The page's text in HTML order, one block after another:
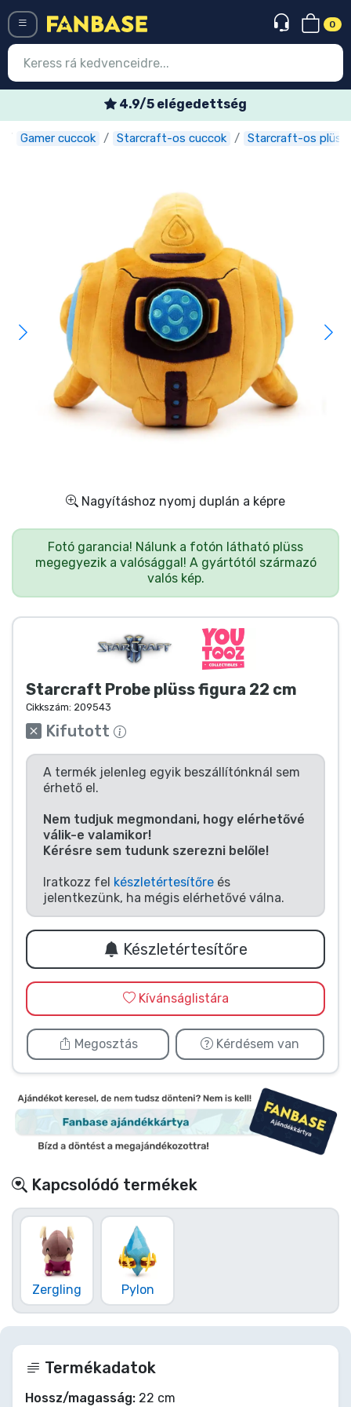
0
Heti akciós ajánlatok
Gamer cuccok Starcraft-os cuccok Starcraft-os
Nagyításhoz nyomj duplán a képre
Fotó garancia! Nálunk a fotón látható plüss
megegyezik a valósággal! A gyártótól származó
valós kép.
Starcraft Probe plüss figura 22 cm
Cikkszám: 209543
Kifutott
A termék jelenleg egyik beszállítónknál sem
érhető el.
Nem tudjuk megmondani, hogy elérhetővé
válik-e valamikor!
Kérésre sem tudunk szerezni belőle!
Iratkozz fel készletértesítőre és
jelentkezünk, ha mégis elérhetővé válna.
Készletértesítőre
Kívánságlistára
Megosztás Kérdésem van
Kapcsolódó termékek
Zergling Pylon
Termékadatok
Hossz/magasság: 22 cm
Belépés Regisztráció
Akciós ajánlatok
Express szállítás
Előrendelhető cuccok
Outlet cuccok
Ajándékkártya
Szállítás és fizetés
Sorozatos cuccok
Mesés cuccok
Animés cuccok
Gamer cuccok
Sportos cuccok
Zenés cuccok
Terméktípusok